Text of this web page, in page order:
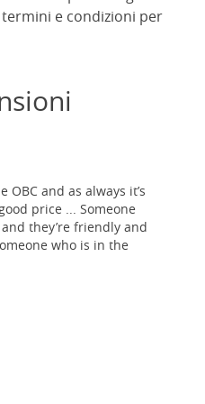
e condizioni per
and as always it’s
price ... Someone
they’re friendly and
who is in the